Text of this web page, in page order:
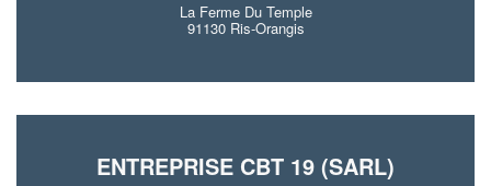
La Ferme Du Temple
91130 Ris-Orangis
ENTREPRISE CBT 19 (SARL)